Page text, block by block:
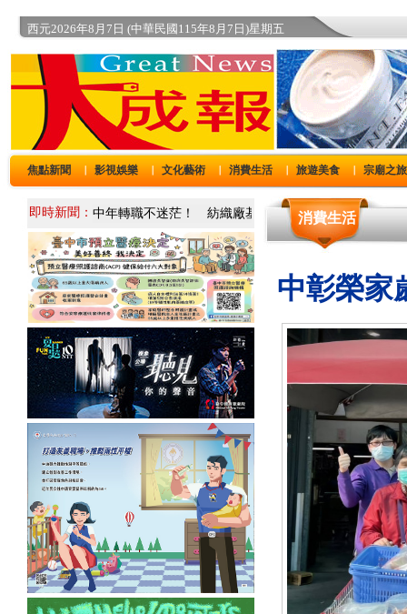
西元2026年8月7日 (中華民國115年8月7日)星期五
焦點新聞 影視娛樂 文化藝術 消費生活 旅遊美食 宗廟之旅
即時新聞： 消費生活
中彰榮家